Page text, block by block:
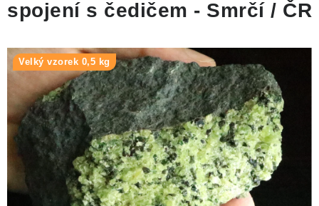
BROUŠENÉ
SLEVY
ÚČINKY
KRYSTALY
ČLÁNKY
NALEZIŠTĚ
spojení s čedičem - Smrčí / ČR
Velký vzorek 0,5 kg